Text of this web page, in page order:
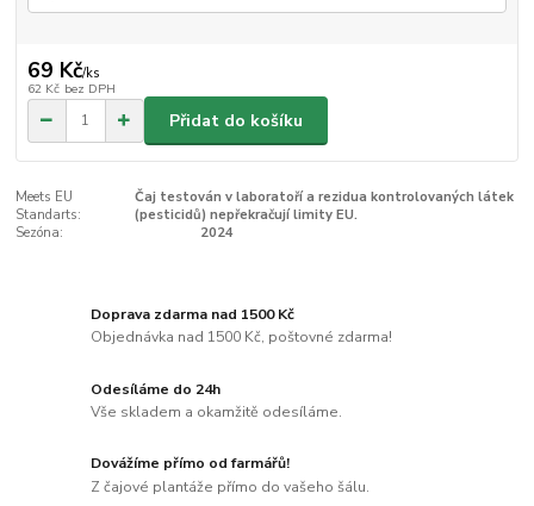
69 Kč/ks
62 Kč bez DPH
Přidat do košíku
Meets EU
Standarts:
Čaj testován v laboratoří a rezidua kontrolovaných látek
(pesticidů) nepřekračují limity EU.
Sezóna:
2024
Doprava zdarma nad 1500 Kč
Objednávka nad 1500 Kč, poštovné zdarma!
Odesíláme do 24h
Vše skladem a okamžitě odesíláme.
Dovážíme přímo od farmářů!
Z čajové plantáže přímo do vašeho šálu.